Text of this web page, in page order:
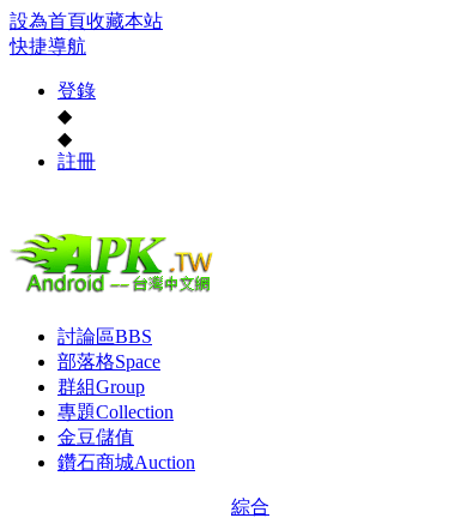
設為首頁收藏本站
快捷導航
登錄
◆
◆
註冊
討論區BBS
部落格Space
群組Group
專題Collection
金豆儲值
鑽石商城Auction
綜合